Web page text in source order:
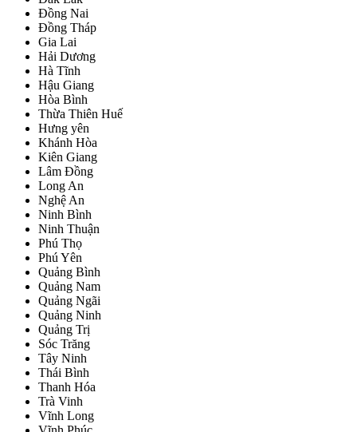
Đồng Nai
Đồng Tháp
Gia Lai
Hải Dương
Hà Tĩnh
Hậu Giang
Hòa Bình
Thừa Thiên Huế
Hưng yên
Khánh Hòa
Kiên Giang
Lâm Đồng
Long An
Nghệ An
Ninh Bình
Ninh Thuận
Phú Thọ
Phú Yên
Quảng Bình
Quảng Nam
Quảng Ngãi
Quảng Ninh
Quảng Trị
Sóc Trăng
Tây Ninh
Thái Bình
Thanh Hóa
Trà Vinh
Vĩnh Long